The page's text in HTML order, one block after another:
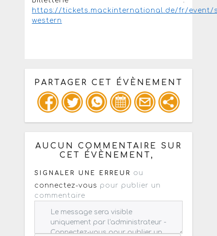
https://tickets.mackinternational.de/fr/event/
western
PARTAGER CET ÉVÈNEMENT
Copiez les infos ci-dessous pour un
: mail / forum / réseau social
AUCUN COMMENTAIRE SUR
CET ÉVÈNEMENT,
SIGNALER UNE ERREUR
ou
connectez-vous pour publier un
commentaire